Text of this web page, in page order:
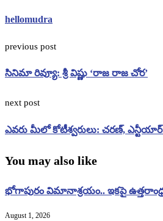
hellomudra
previous post
సినిమా రివ్యూ: శ్రీ విష్ణు ‘రాజ రాజ చోర’
next post
ఎవరు మీలో కోటీశ్వరులు: చరణ్, ఎన్టీయార్
You may also like
భోగాపురం విమానాశ్రయం.. ఇకపై
August 1, 2026